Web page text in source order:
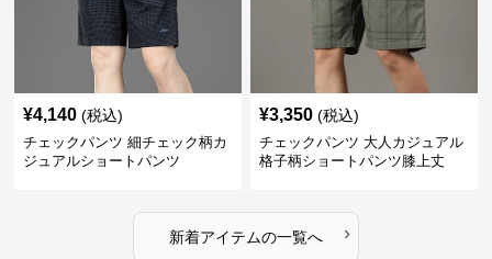
¥4,140 (税込)
チェックパンツ 細チェック柄カ
ジュアルショートパンツ
¥3,350 (税込)
チェックパンツ 大人カジュアル
格子柄ショートパンツ膝上丈
新着アイテムの一覧へ ›